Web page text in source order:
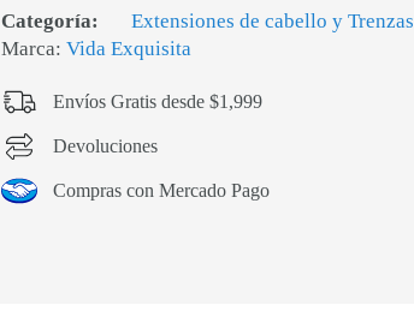
Categoría:
Extensiones de cabello y Trenzas
Marca: Vida Exquisita
Envíos Gratis desde $1,999
Devoluciones
Compras con Mercado Pago